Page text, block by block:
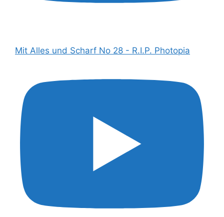
Mit Alles und Scharf No 28 - R.I.P. Photopia